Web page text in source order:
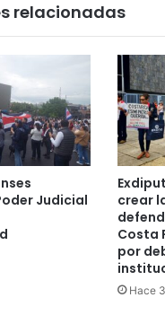
relacionadas
Judicial
crear
Costa
por
Hace